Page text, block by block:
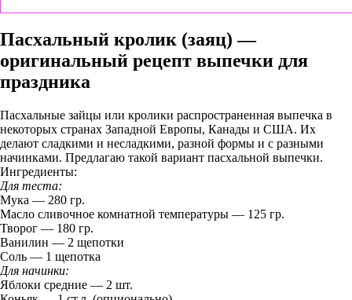
Пасхальный кролик (заяц) —
оригинальный рецепт выпечки для
праздника
Пасхальные зайцы или кролики распространенная выпечка в
некоторых странах Западной Европы, Канады и США. Их
делают сладкими и несладкими, разной формы и с разными
начинками. Предлагаю такой вариант пасхальной выпечки.
Ингредиенты:
Для теста:
Мука — 280 гр.
Масло сливочное комнатной температуры — 125 гр.
Творог — 180 гр.
Ванилин — 2 щепотки
Соль — 1 щепотка
Для начинки:
Яблоки средние — 2 шт.